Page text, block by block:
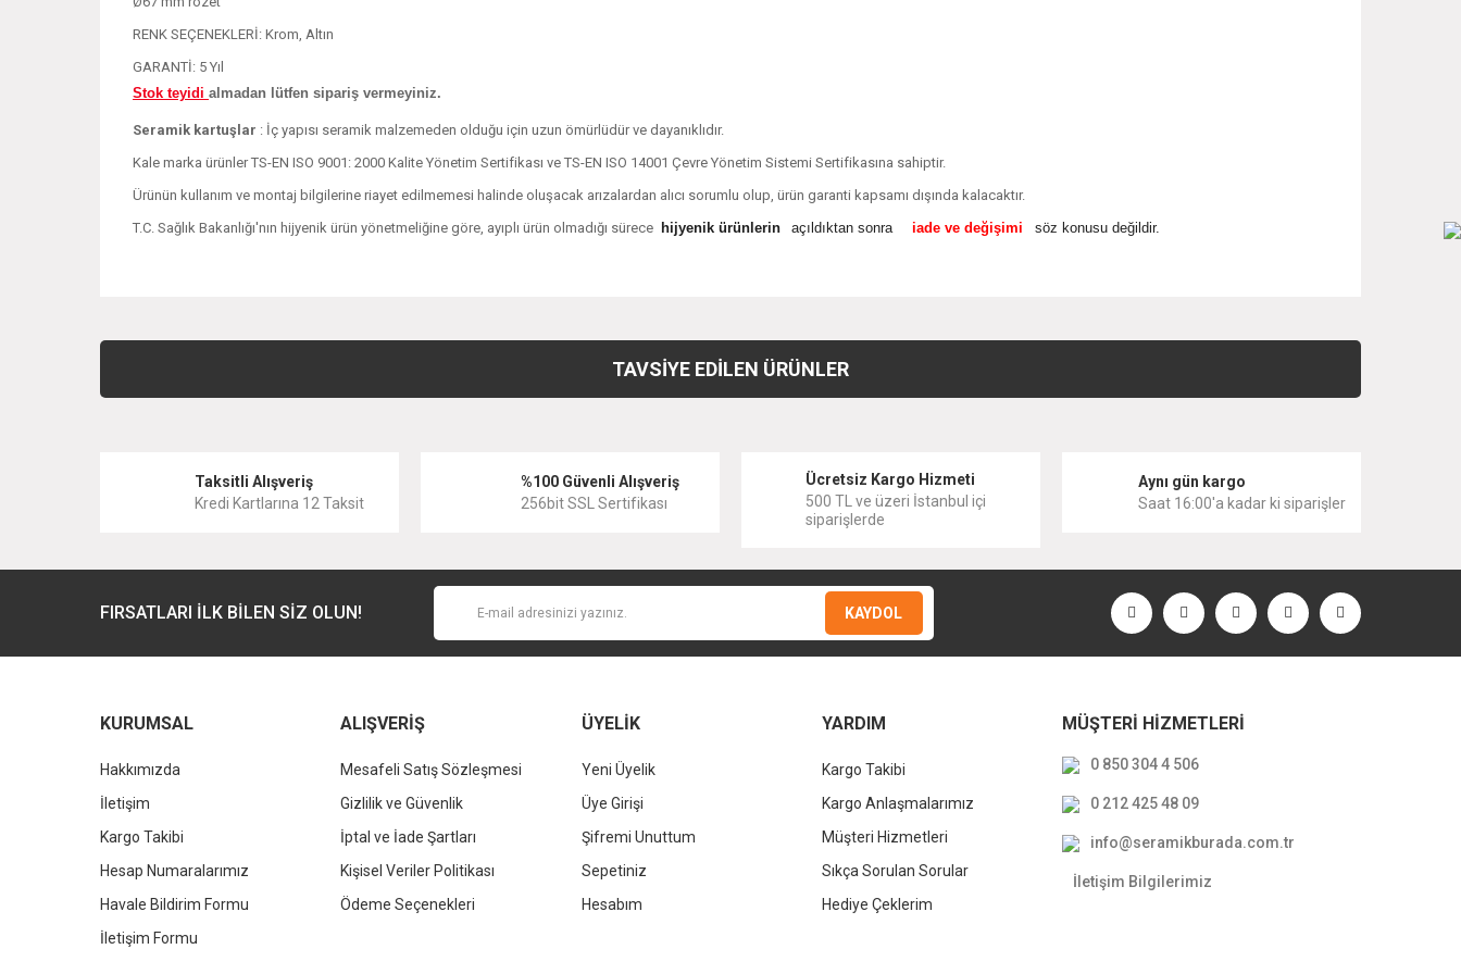
RENK SEÇENEKLERİ: Krom, Altın
GARANTİ: 5 Yıl
Stok teyidi almadan lütfen sipariş vermeyiniz.
Seramik kartuşlar : İç yapısı seramik malzemeden olduğu için uzun ömürlüdür ve dayanıklıdır.
Kale marka ürünler TS-EN ISO 9001: 2000 Kalite Yönetim Sertifikası ve TS-EN ISO 14001 Çevre Yönetim Sistemi Sertifikasına sahiptir.
Ürünün kullanım ve montaj bilgilerine riayet edilmemesi halinde oluşacak arızalardan alıcı sorumlu olup, ürün garanti kapsamı dışında kalacaktır.
T.C. Sağlık Bakanlığı'nın hijyenik ürün yönetmeliğine göre, ayıplı ürün olmadığı sürece hijyenik ürünlerin açıldıktan sonra iade ve değişimi söz konusu değildir.
Yorum Yaz
Ürün resmi kalitesiz, bozuk veya görüntülenemiyor.
Ürün bilgilerinde hatalar bulunuyor.
Bu ürüne benzer farklı alternatifler olmalı.
TAVSİYE EDİLEN ÜRÜNLER
KALE
7.586,46 TL
12.042,00 TL 13.236,00 TL
Kale Dove 2.0 Oval Çanak Lavabo Beyaz 70x40cm
%37
Taksitli Alışveriş
Kredi Kartlarına 12 Taksit
%100 Güvenli Alışveriş
256bit SSL Sertifikası
Ücretsiz Kargo Hizmeti
500 TL ve üzeri İstanbul içi
siparişlerde
Aynı gün kargo
Saat 16:00'a kadar ki siparişler
FIRSATLARI İLK BİLEN SİZ OLUN! KAYDOL
KURUMSAL
Hakkımızda
İletişim
Kargo Takibi
Hesap Numaralarımız
Havale Bildirim Formu
İletişim Formu
ALIŞVERİŞ
Mesafeli Satış Sözleşmesi
Gizlilik ve Güvenlik
İptal ve İade Şartları
Kişisel Veriler Politikası
Ödeme Seçenekleri
ÜYELİK
Yeni Üyelik
Üye Girişi
Şifremi Unuttum
Sepetiniz
Hesabım
YARDIM
Kargo Takibi
Kargo Anlaşmalarımız
Müşteri Hizmetleri
Sıkça Sorulan Sorular
Hediye Çeklerim
MÜŞTERİ HİZMETLERİ
0 850 304 4 506
0 212 425 48 09
info@seramikburada.com.tr
İletişim Bilgilerimiz